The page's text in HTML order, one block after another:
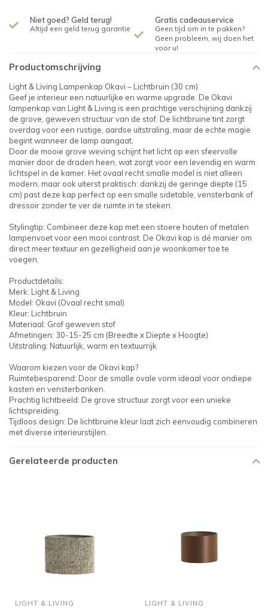
Niet goed? Geld terug!
Altijd een geld terug garantie
Gratis cadeauservice
Geen tijd om in te pakken?
Geen probleem, wij doen het
voor u!
Productomschrijving
Light & Living Lampenkap Okavi – Lichtbruin (30 cm)
Geef je interieur een natuurlijke en warme upgrade. De Okavi
lampenkap van Light & Living is een prachtige verschijning dankzij
de grove, geweven structuur van de stof. De lichtbruine tint zorgt
overdag voor een rustige, aardse uitstraling, maar de echte magie
begint wanneer de lamp aangaat.
Door de mooie grove weving schijnt het licht op een sfeervolle
manier door de draden heen, wat zorgt voor een levendig en warm
lichtspel in de kamer. Het ovaal recht smalle model is niet alleen
modern, maar ook uiterst praktisch: dankzij de geringe diepte (15
cm) past deze kap perfect op een smalle sidetable, vensterbank of
dressoir zonder te ver de ruimte in te steken.
Stylingtip: Combineer deze kap met een stoere houten of metalen
lampenvoet voor een mooi contrast. De Okavi kap is dé manier om
direct meer textuur en gezelligheid aan je woonkamer toe te
voegen.
Productdetails:
Merk: Light & Living
Model: Okavi (Ovaal recht smal)
Kleur: Lichtbruin
Materiaal: Grof geweven stof
Afmetingen: 30-15-25 cm (Breedte x Diepte x Hoogte)
Uitstraling: Natuurlijk, warm en textuurrijk
Waarom kiezen voor de Okavi kap?
Ruimtebesparend: Door de smalle ovale vorm ideaal voor ondiepe
kasten en vensterbanken.
Prachtig lichtbeeld: De grove structuur zorgt voor een unieke
lichtspreiding.
Tijdloos design: De lichtbruine kleur laat zich eenvoudig combineren
met diverse interieurstijlen.
Gerelateerde producten
LIGHT & LIVING LIGHT & LIVING